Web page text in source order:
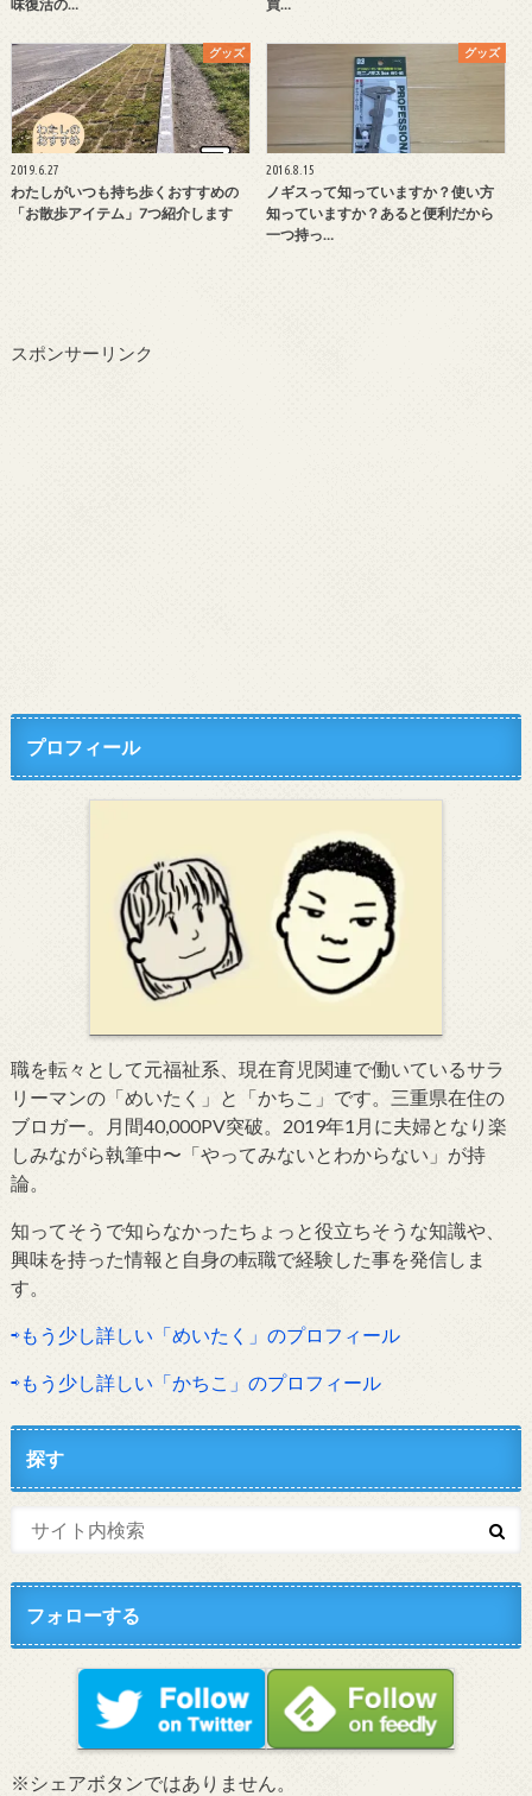
味復活の… 買…
グッズ
2019.6.27
わたしがいつも持ち歩くおすすめの
「お散歩アイテム」7つ紹介します
グッズ
2016.8.15
ノギスって知っていますか？使い方
知っていますか？あると便利だから
一つ持っ…
スポンサーリンク
プロフィール
職を転々として元福祉系、現在育児関連で働いているサラ
リーマンの「めいたく」と「かちこ」です。三重県在住の
ブロガー。月間40,000PV突破。2019年1月に夫婦となり楽
しみながら執筆中〜「やってみないとわからない」が持
論。
知ってそうで知らなかったちょっと役立ちそうな知識や、
興味を持った情報と自身の転職で経験した事を発信しま
す。
⇨もう少し詳しい「めいたく」のプロフィール
⇨もう少し詳しい「かちこ」のプロフィール
探す
フォローする
※シェアボタンではありません。